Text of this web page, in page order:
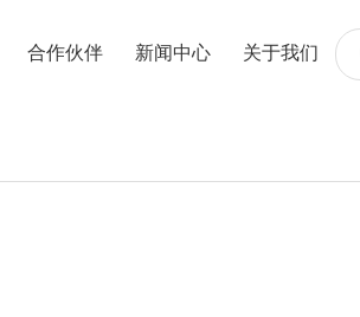
合作伙伴 新闻中心 关于我们